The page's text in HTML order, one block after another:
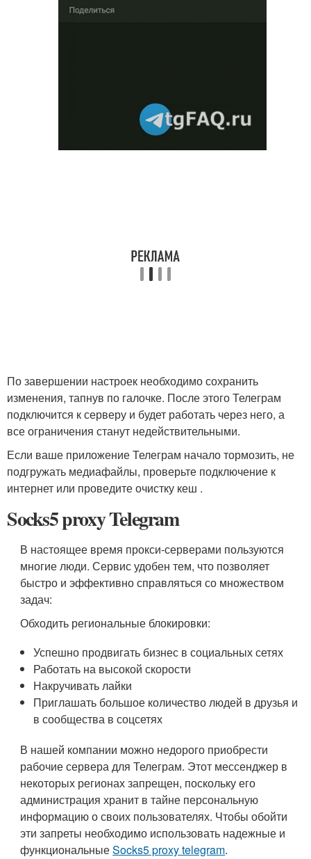
По завершении настроек необходимо сохранить
изменения, тапнув по галочке. После этого Телеграм
подключится к серверу и будет работать через него, а
все ограничения станут недействительными.
Если ваше приложение Телеграм начало тормозить, не
подгружать медиафайлы, проверьте подключение к
интернет или проведите очистку кеш .
Socks5 proxy Telegram
В настоящее время прокси-серверами пользуются
многие люди. Сервис удобен тем, что позволяет
быстро и эффективно справляться со множеством
задач:
Обходить региональные блокировки:
Успешно продвигать бизнес в социальных сетях
Работать на высокой скорости
Накручивать лайки
Приглашать большое количество людей в друзья и
в сообщества в соцсетях
В нашей компании можно недорого приобрести
рабочие сервера для Телеграм. Этот мессенджер в
некоторых регионах запрещен, поскольку его
администрация хранит в тайне персональную
информацию о своих пользователях. Чтобы обойти
эти запреты необходимо использовать надежные и
функциональныеSocks5 proxy telegram.